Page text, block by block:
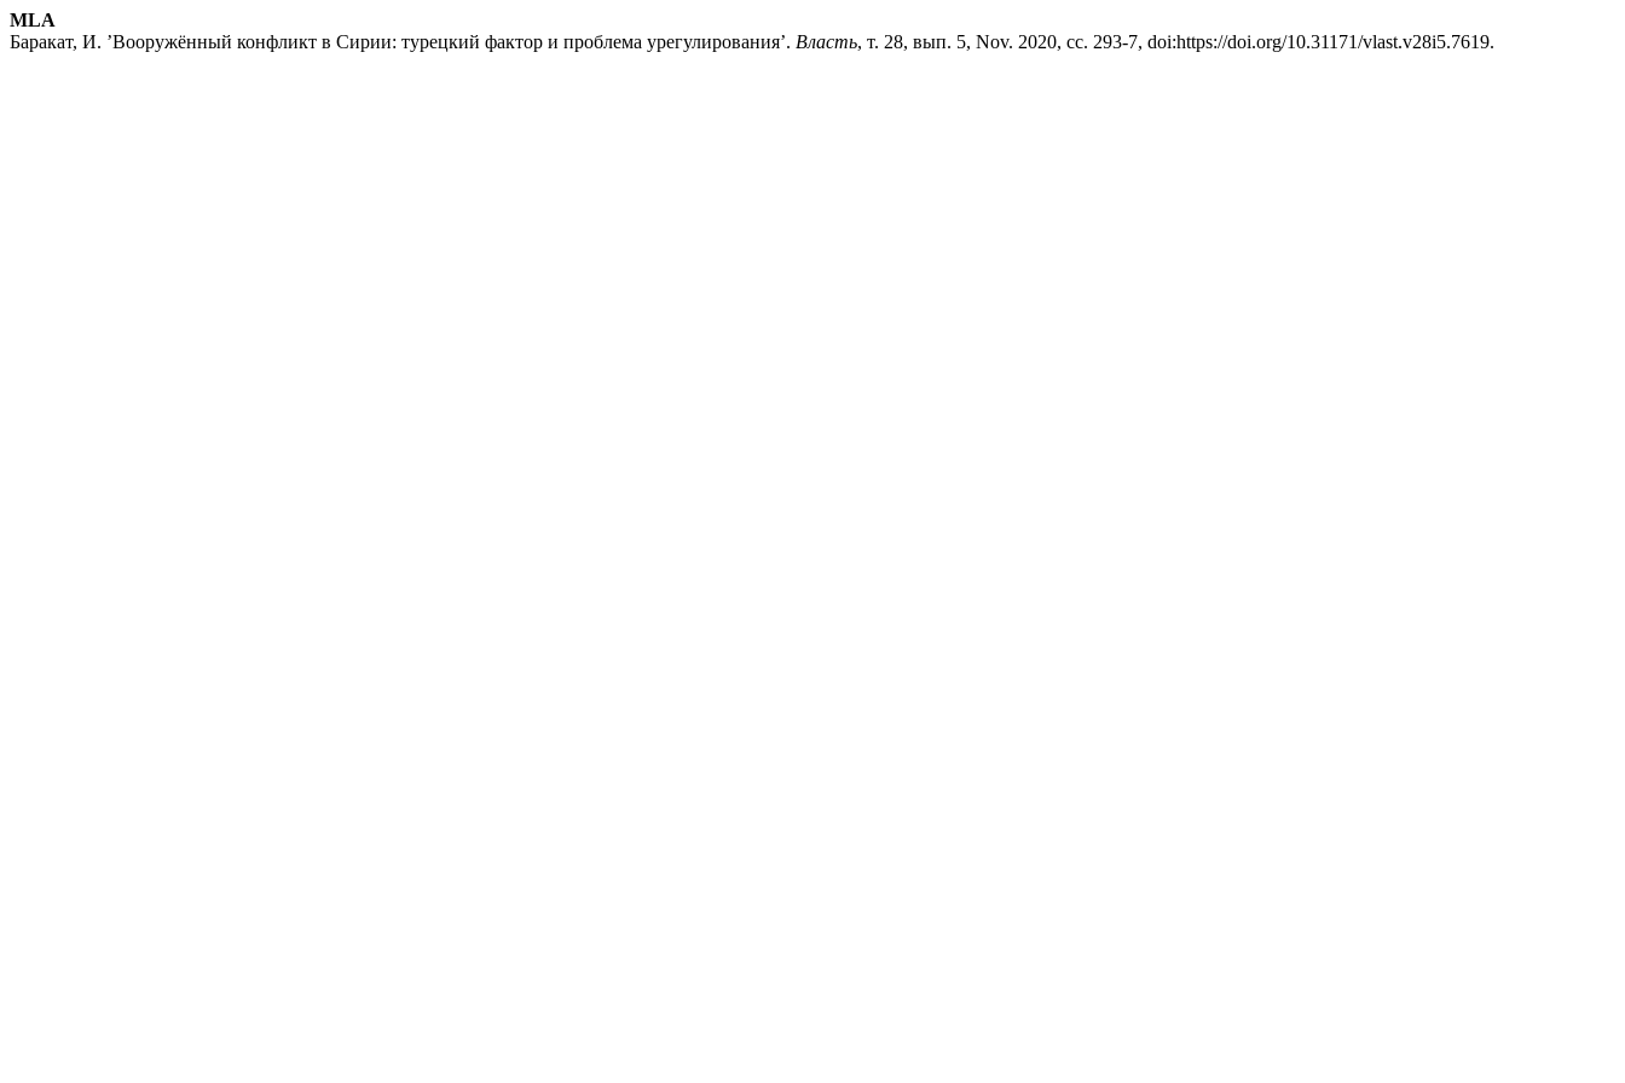
MLA
Баракат, И. ’Вооружённый конфликт в Сирии: турецкий фактор и проблема урегулирования’. Власть, т. 28, вып. 5, Nov. 2020, сс. 293-7, doi:https://doi.org/10.31171/vlast.v28i5.7619.